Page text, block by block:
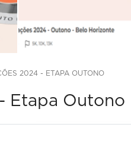
2024 - ETAPA OUTONO
Etapa Outono